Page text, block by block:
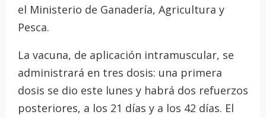
el Ministerio de Ganadería, Agricultura y
Pesca.
La vacuna, de aplicación intramuscular, se
administrará en tres dosis: una primera
dosis se dio este lunes y habrá dos refuerzos
posteriores, a los 21 días y a los 42 días. El